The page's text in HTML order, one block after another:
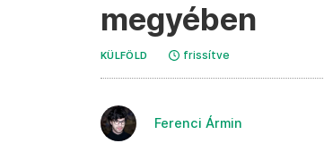
megyében
KÜLFÖLD frissítve
Ferenci Ármin